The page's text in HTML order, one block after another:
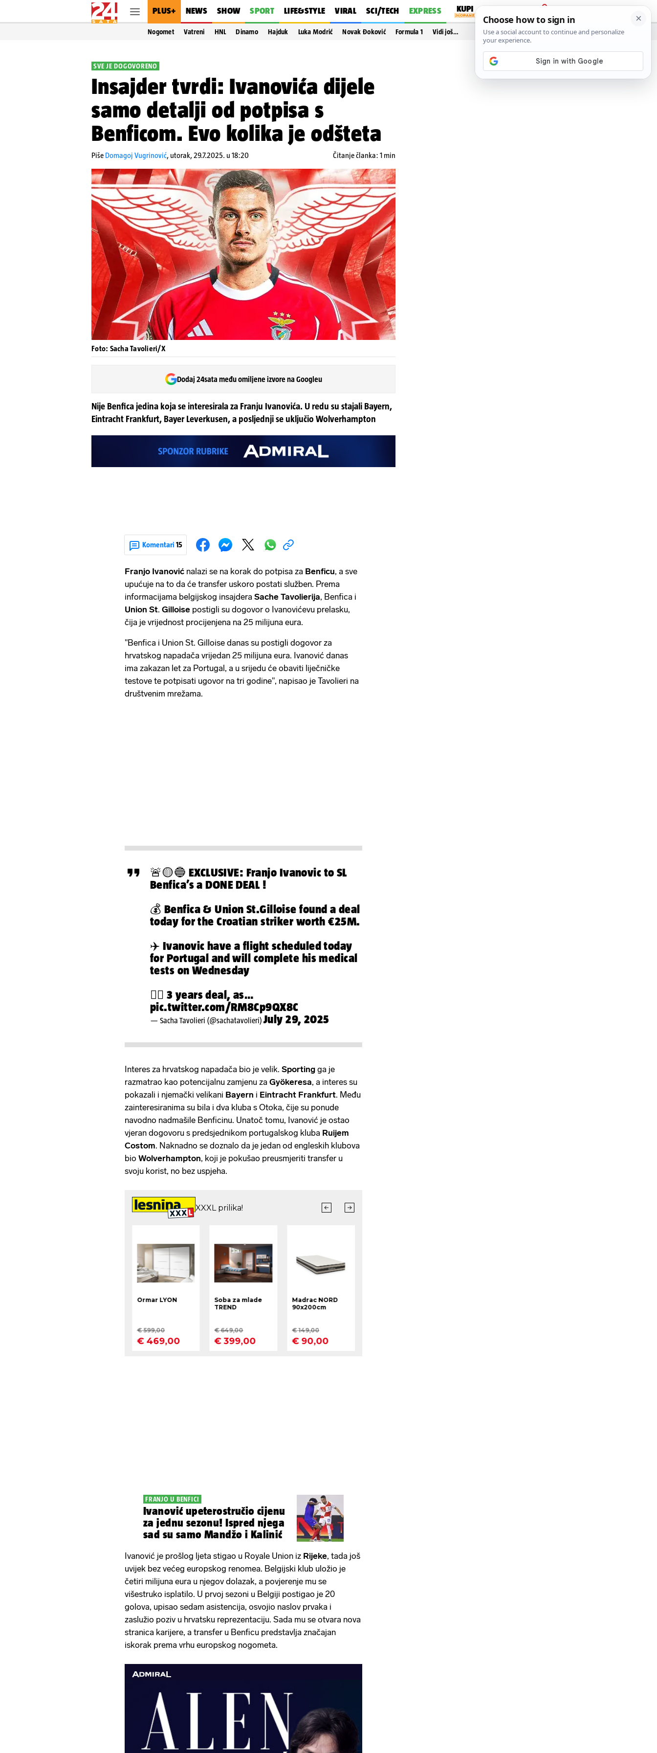
PLUS+ NEWS SHOW SPORT LIFE&STYLE VIRAL SCI/TECH EXPRESS
PRIJAVA
Nogomet Vatreni HNL Dinamo Hajduk Luka Modrić Novak Đoković Formula 1 Vidi još…
SVE JE DOGOVORENO
Insajder tvrdi: Ivanovića dijele
samo detalji od potpisa s
Benficom. Evo kolika je odšteta
Piše Domagoj Vugrinović, utorak, 29.7.2025. u 18:20 Čitanje članka: 1 min
Foto: Sacha Tavolieri/X
Dodaj 24sata među omiljene izvore na Googleu
Nije Benfica jedina koja se interesirala za Franju Ivanovića. U redu su stajali Bayern,
Eintracht Frankfurt, Bayer Leverkusen, a posljednji se uključio Wolverhampton
Komentari 15
Franjo Ivanović nalazi se na korak do potpisa za Benficu, a sve
upućuje na to da će transfer uskoro postati služben. Prema
informacijama belgijskog insajdera Sache Tavolierija, Benfica i
Union St. Gilloise postigli su dogovor o Ivanovićevu prelasku,
čija je vrijednost procijenjena na 25 milijuna eura.
"Benfica i Union St. Gilloise danas su postigli dogovor za
hrvatskog napadača vrijedan 25 milijuna eura. Ivanović danas
ima zakazan let za Portugal, a u srijedu će obaviti liječničke
testove te potpisati ugovor na tri godine", napisao je Tavolieri na
društvenim mrežama.
🚨🟡🔵 EXCLUSIVE: Franjo Ivanovic to SL
Benfica’s a DONE DEAL !
💰 Benfica & Union St.Gilloise found a deal
today for the Croatian striker worth €25M.
✈️ Ivanovic have a flight scheduled today
for Portugal and will complete his medical
tests on Wednesday
✍🏼 3 years deal, as…
pic.twitter.com/RM8Cp9QX8C
— Sacha Tavolieri (@sachatavolieri) July 29, 2025
Interes za hrvatskog napadača bio je velik. Sporting ga je
razmatrao kao potencijalnu zamjenu za Gyökeresa, a interes su
pokazali i njemački velikani Bayern i Eintracht Frankfurt. Među
zainteresiranima su bila i dva kluba s Otoka, čije su ponude
navodno nadmašile Benficinu. Unatoč tomu, Ivanović je ostao
vjeran dogovoru s predsjednikom portugalskog kluba Ruijem
Costom. Naknadno se doznalo da je jedan od engleskih klubova
bio Wolverhampton, koji je pokušao preusmjeriti transfer u
svoju korist, no bez uspjeha.
FRANJO U BENFICI
Ivanović upeterostručio cijenu
za jednu sezonu! Ispred njega
sad su samo Mandžo i Kalinić
Ivanović je prošlog ljeta stigao u Royale Union iz Rijeke, tada još
uvijek bez većeg europskog renomea. Belgijski klub uložio je
četiri milijuna eura u njegov dolazak, a povjerenje mu se
višestruko isplatilo. U prvoj sezoni u Belgiji postigao je 20
golova, upisao sedam asistencija, osvojio naslov prvaka i
zaslužio poziv u hrvatsku reprezentaciju. Sada mu se otvara nova
stranica karijere, a transfer u Benficu predstavlja značajan
iskorak prema vrhu europskog nogometa.